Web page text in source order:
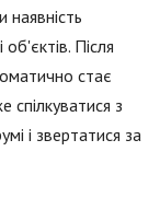
Після
стає
з
і звертатися за